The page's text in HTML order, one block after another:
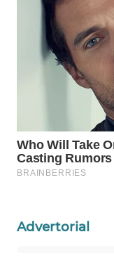
Advertorial
LAPAK
WAHANA
MASYARAKAT
KELISTRIKAN
ID